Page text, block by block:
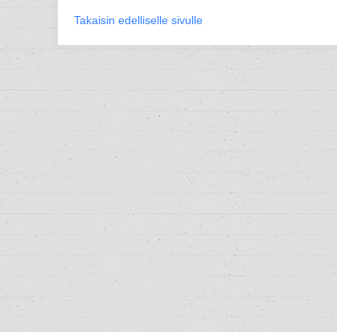
Takaisin edelliselle sivulle